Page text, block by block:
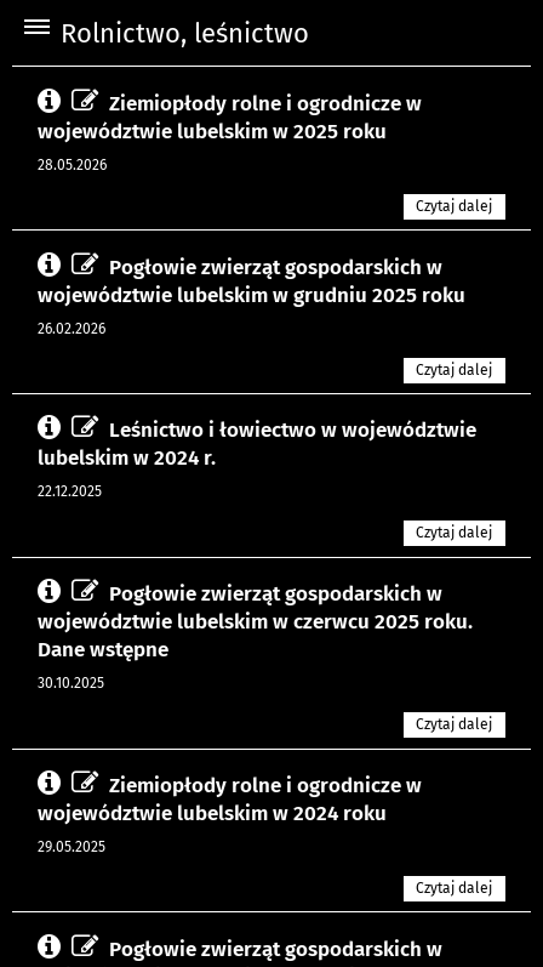
Rolnictwo, leśnictwo
Ziemiopłody rolne i ogrodnicze w
województwie lubelskim w 2025 roku
28.05.2026
Czytaj dalej
Pogłowie zwierząt gospodarskich w
województwie lubelskim w grudniu 2025 roku
26.02.2026
Czytaj dalej
Leśnictwo i łowiectwo w województwie
lubelskim w 2024 r.
22.12.2025
Czytaj dalej
Pogłowie zwierząt gospodarskich w
województwie lubelskim w czerwcu 2025 roku.
Dane wstępne
30.10.2025
Czytaj dalej
Ziemiopłody rolne i ogrodnicze w
województwie lubelskim w 2024 roku
29.05.2025
Czytaj dalej
Pogłowie zwierząt gospodarskich w